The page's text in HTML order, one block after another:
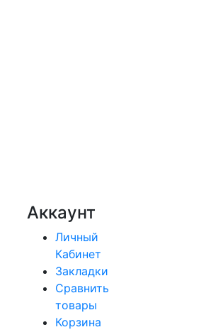
Аккаунт
Личный
Кабинет
Закладки
Сравнить
товары
Корзина